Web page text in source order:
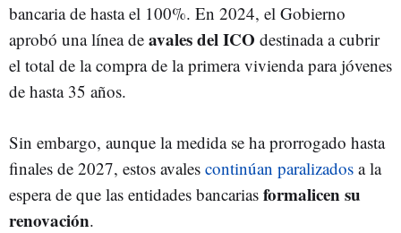
bancaria de hasta el 100%. En 2024, el Gobierno
aprobó una línea de avales del ICO destinada a cubrir
el total de la compra de la primera vivienda para jóvenes
de hasta 35 años.
Sin embargo, aunque la medida se ha prorrogado hasta
finales de 2027, estos avales continúan paralizados a la
espera de que las entidades bancarias formalicen su
renovación.